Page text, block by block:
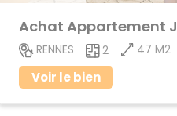
RENNES 2 47 M2
Voir le bien